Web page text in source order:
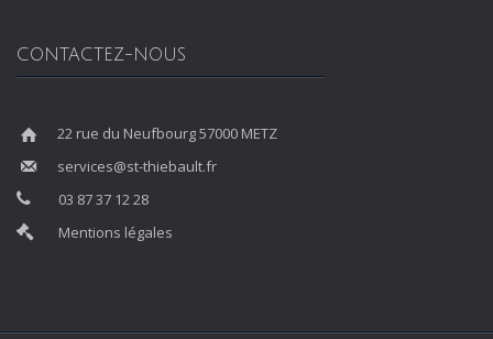
CONTACTEZ-NOUS
22 rue du Neufbourg 57000 METZ
services@st-thiebault.fr
03 87 37 12 28
Mentions légales